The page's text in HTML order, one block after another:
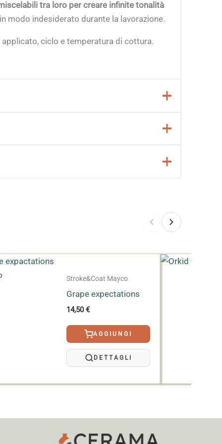
tra loro per creare infinite tonalità
modo indesiderato durante la lavorazione.
ciclo e temperatura di cottura.
2-3 mani per
spesse limitare le mani di
Stroke&Coat Mayco
Grape expectations
14,50€
AGGIUNGI
DETTAGLI